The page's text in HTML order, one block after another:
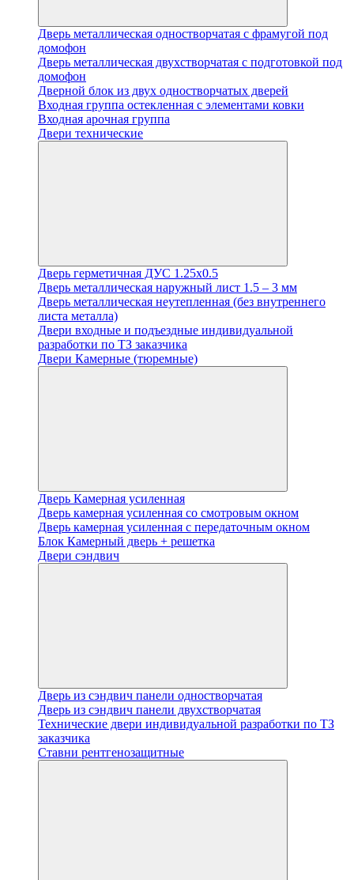
Дверь металлическая одностворчатая с фрамугой под
домофон
Дверь металлическая двухстворчатая с подготовкой под
домофон
Дверной блок из двух одностворчатых дверей
Входная группа остекленная с элементами ковки
Входная арочная группа
Двери технические
Дверь герметичная ДУС 1.25х0.5
Дверь металлическая наружный лист 1.5 – 3 мм
Дверь металлическая неутепленная (без внутреннего
листа металла)
Двери входные и подъездные индивидуальной
разработки по ТЗ заказчика
Двери Камерные (тюремные)
Дверь Камерная усиленная
Дверь камерная усиленная со смотровым окном
Дверь камерная усиленная с передаточным окном
Блок Камерный дверь + решетка
Двери сэндвич
Дверь из сэндвич панели одностворчатая
Дверь из сэндвич панели двухстворчатая
Технические двери индивидуальной разработки по ТЗ
заказчика
Ставни рентгенозащитные